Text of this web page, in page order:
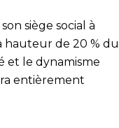
siège social à
hauteur de 20 % du
et le dynamisme
entièrement